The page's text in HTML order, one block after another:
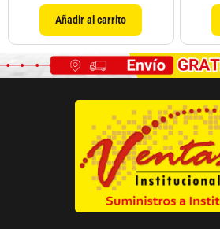
Añadir al carrito